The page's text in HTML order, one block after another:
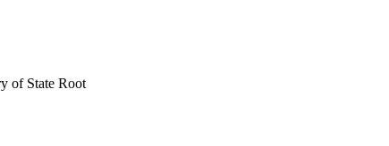
of State Root